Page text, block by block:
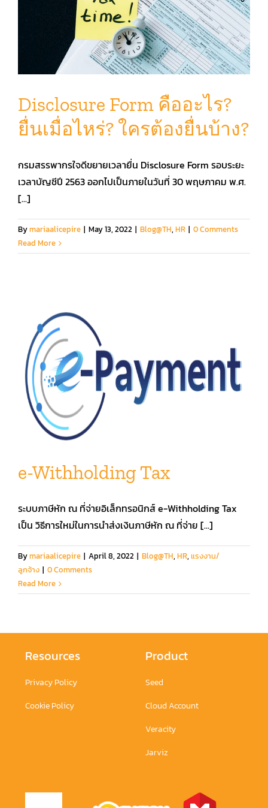
Disclosure Form คืออะไร?
ยื่นเมื่อไหร่? ใครต้องยื่นบ้าง?
กรมสรรพากรใจดีขยายเวลายื่น Disclosure Form รอบระยะ
เวลาบัญชีปี 2563 ออกไปเป็นภายในวันที่ 30 พฤษภาคม พ.ศ.
[...]
Bymariaalicepire | May 13, 2022 | Blog@TH, HR | 0 Comments
Read More
e-Withholding Tax
ระบบภาษีหัก ณ ที่จ่ายอิเล็กทรอนิกส์ e-Withholding Tax
เป็น วิธีการใหม่ในการนำส่งเงินภาษีหัก ณ ที่จ่าย [...]
Bymariaalicepire | April 8, 2022 | Blog@TH, HR, แรงงาน/
ลูกจ้าง | 0 Comments
Read More
Resources
Privacy Policy
Cookie Policy
Product
Seed
Cloud Account
Veracity
Jarviz